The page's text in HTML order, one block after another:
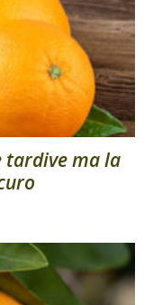
tardive ma la